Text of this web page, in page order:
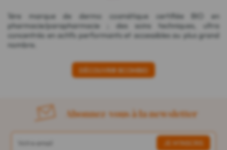
1ère marque de dermo cosmétique certifiée BIO en
pharmacie/parapharmacie ; des soins techniques, ultra
concentrés en actifs performants et accessibles au plus grand
nombre.
DÉCOUVRIR BCOMBIO
Abonnez-vous à la newsletter